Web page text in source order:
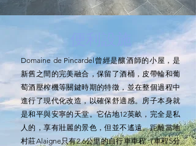
Domaine de Pincardel曾經是釀酒師的小屋，是
新舊之間的完美融合，保留了酒桶，皮帶輪和葡
萄酒壓榨機等關鍵時期的特徵，並在整個過程中
進行了現代化改造，以確保舒適感。房子本身就
是和平與安寧的天堂。它佔地12英畝，完全是私
人的，享有壯麗的景色，但並不遙遠。距離當地
村莊Alaigne只有2.6公里的自行車車程（車程5分